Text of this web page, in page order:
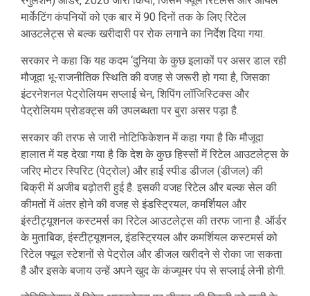
मार्केटिंग कंपनियों को एक बार में 90 दिनों तक के लिए रिटेल
आउटलेट्स से बल्क खरीदारी पर रोक लगाने का निर्देश दिया गया.
सरकार ने कहा कि यह कदम ‘दुनिया के कुछ इलाकों पर असर डाल रही
मौजूदा भू-राजनीतिक स्थिति की वजह से जरूरी हो गया है, जिसका
इंटरनेशनल पेट्रोलियम सप्लाई चेन, शिपिंग लॉजिस्टिक्स और
पेट्रोलियम प्रोडक्ट्स की उपलब्धता पर बुरा असर पड़ा है.
सरकार की तरफ से जारी नोटिफिकेशन में कहा गया है कि मौजूदा
हालात में यह देखा गया है कि देश के कुछ हिस्सों में रिटेल आउटलेट्स के
जरिए मोटर स्पिरिट (पेट्रोल) और हाई स्पीड डीजल (डीजल) की
बिक्री में अजीब बढ़ोतरी हुई है. इसकी वजह रिटेल और बल्क सेल की
कीमतों में अंतर होने की वजह से इंडस्ट्रियल, कमर्शियल और
इंस्टीट्यूशनल कस्टमर्स का रिटेल आउटलेट्स की तरफ जाना है. ऑर्डर
के मुताबिक, इंस्टीट्यूशनल, इंडस्ट्रियल और कमर्शियल कस्टमर्स को
रिटेल फ्यूल स्टेशनों से पेट्रोल और डीजल खरीदने से रोका जा सकता
है और इसके बजाय उन्हें अपने खुद के कंज्यूमर पंप से सप्लाई लेनी होगी.